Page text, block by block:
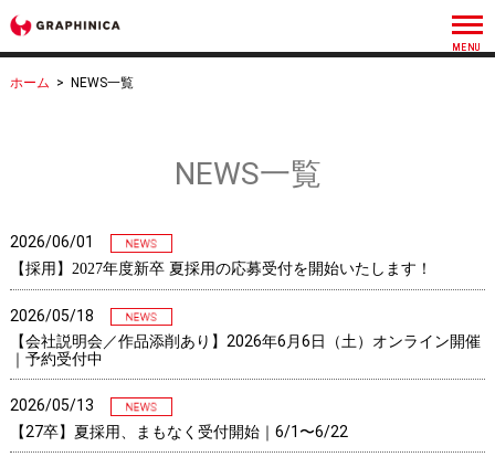
ホーム > NEWS一覧
NEWS一覧
2026/06/01
【採用】2027年度新卒 夏採用の応募受付を開始いたします！
2026/05/18
【会社説明会／作品添削あり】2026年6月6日（土）オンライン開催
｜予約受付中
2026/05/13
【27卒】夏採用、まもなく受付開始｜6/1〜6/22